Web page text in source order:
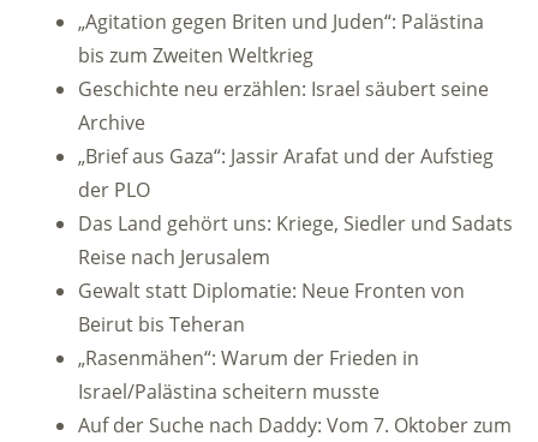
„Agitation gegen Briten und Juden“: Palästina
bis zum Zweiten Weltkrieg
Geschichte neu erzählen: Israel säubert seine
Archive
„Brief aus Gaza“: Jassir Arafat und der Aufstieg
der PLO
Das Land gehört uns: Kriege, Siedler und Sadats
Reise nach Jerusalem
Gewalt statt Diplomatie: Neue Fronten von
Beirut bis Teheran
„Rasenmähen“: Warum der Frieden in
Israel/Palästina scheitern musste
Auf der Suche nach Daddy: Vom 7. Oktober zum